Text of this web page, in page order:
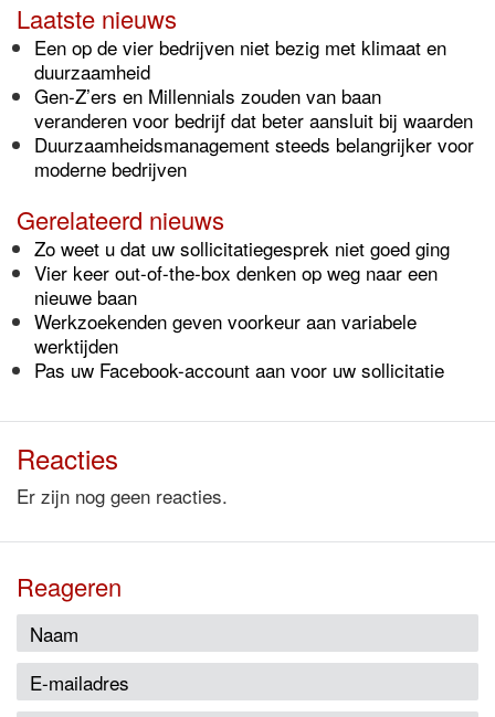
Laatste nieuws
Een op de vier bedrijven niet bezig met klimaat en
duurzaamheid
Gen-Z’ers en Millennials zouden van baan
veranderen voor bedrijf dat beter aansluit bij waarden
Duurzaamheidsmanagement steeds belangrijker voor
moderne bedrijven
Gerelateerd nieuws
Zo weet u dat uw sollicitatiegesprek niet goed ging
Vier keer out-of-the-box denken op weg naar een
nieuwe baan
Werkzoekenden geven voorkeur aan variabele
werktijden
Pas uw Facebook-account aan voor uw sollicitatie
Reacties
Er zijn nog geen reacties.
Reageren